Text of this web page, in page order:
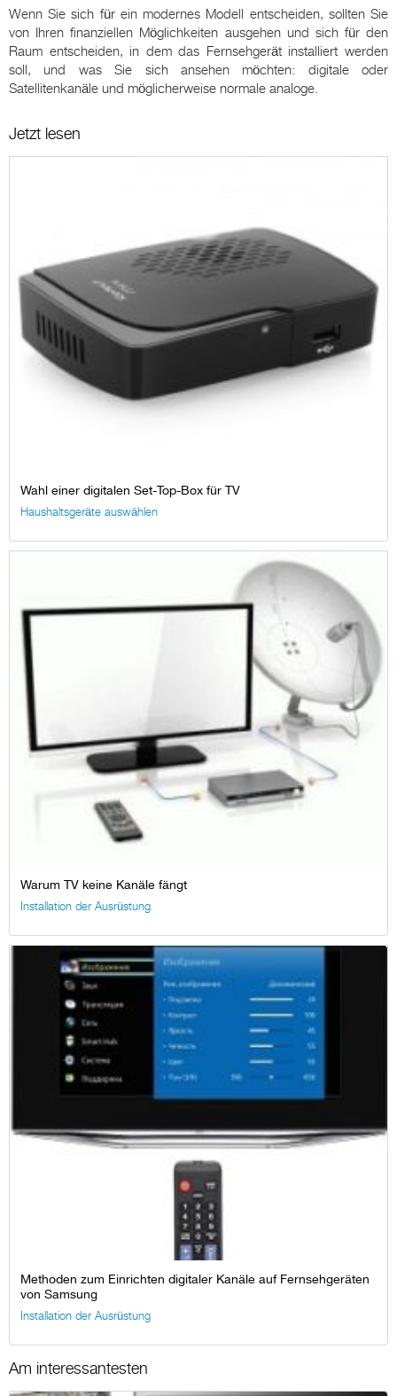
Wenn Sie sich für ein modernes Modell entscheiden, sollten Sie
von Ihren finanziellen Möglichkeiten ausgehen und sich für den
Raum entscheiden, in dem das Fernsehgerät installiert werden
soll, und was Sie sich ansehen möchten: digitale oder
Satellitenkanäle und möglicherweise normale analoge.
Jetzt lesen
Wahl einer digitalen Set-Top-Box für TV
Haushaltsgeräte auswählen
Warum TV keine Kanäle fängt
Installation der Ausrüstung
Methoden zum Einrichten digitaler Kanäle auf Fernsehgeräten
von Samsung
Installation der Ausrüstung
Am interessantesten